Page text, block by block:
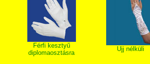
Férfi kesztyű
diplomaosztásra
Ujj nélküli